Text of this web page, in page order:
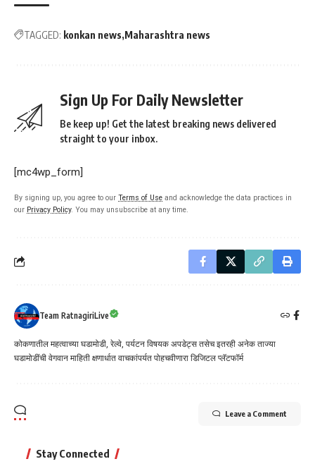
TAGGED: konkan news Maharashtra news
Sign Up For Daily Newsletter
Be keep up! Get the latest breaking news delivered
straight to your inbox.
[mc4wp_form]
By signing up, you agree to our Terms of Use and acknowledge the data practices in
our Privacy Policy. You may unsubscribe at any time.
Team RatnagiriLive
कोकणातील महत्वाच्या घडामोडी, रेल्वे, पर्यटन विषयक अपडेट्स तसेच इतरही अनेक ताज्या
घडामोडींची वेगवान माहिती क्षणार्धात वाचकांपर्यत पोहचवीणारा डिजिटल प्लॅटफॉर्म
Leave a Comment
Stay Connected